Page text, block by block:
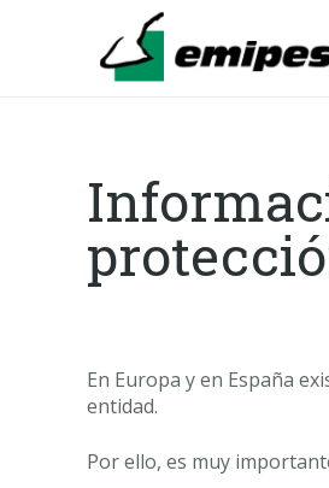
En Europa y en España
entidad.
Por ello, es muy